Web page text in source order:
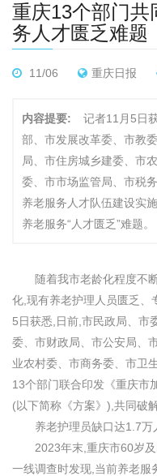
重庆13个部门共
务人才匮乏难题
11/06 重庆日报
内容提要:
记者11月5日
部、市发展改革委、市教
局、市住房城乡建委、市
委、市市场监管局、市税
养老服务人才队伍建设实
养老服务“人才匮乏”难题。
随着我市老龄化程度不断
化,现有养老护理人员匮乏、
5日获悉,日前,市民政局、市
委、市财政局、市公安局、
业农村委、市商务委、市卫
13个部门联合印发《重庆市
(以下简称《方案》),共同破
养老护理员缺口达1.7万
2023年末,重庆市60岁及
一线调查时发现,当前养老服